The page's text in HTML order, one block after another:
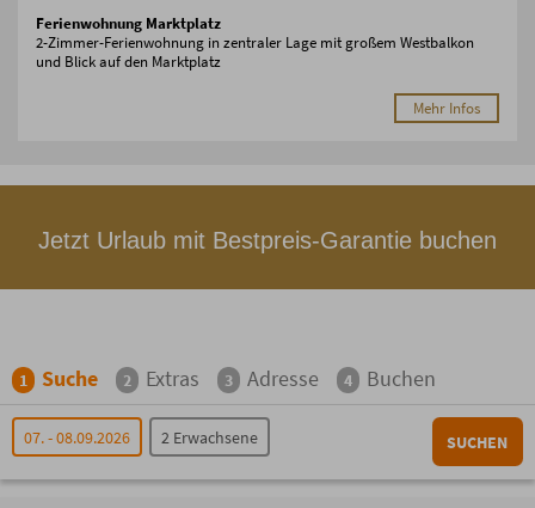
Ferienwohnung Marktplatz
2-Zimmer-Ferienwohnung in zentraler Lage mit großem Westbalkon
und Blick auf den Marktplatz
Mehr Infos
Jetzt Urlaub mit Bestpreis-Garantie buchen
1 Suche 2 Extras 3 Adresse 4 Buchen
07. - 08.09.2026 2 Erwachsene SUCHEN